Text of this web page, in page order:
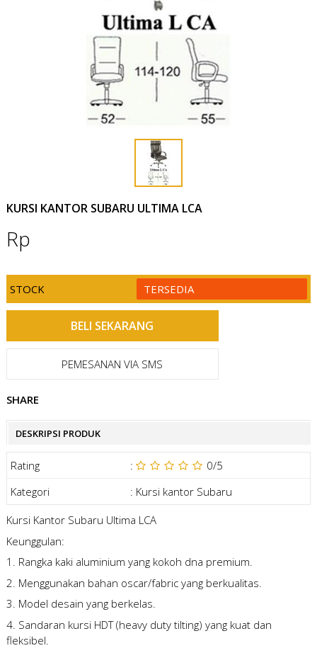
KURSI KANTOR SUBARU ULTIMA LCA
Rp
STOCK TERSEDIA
PEMESANAN VIA SMS
SHARE
DESKRIPSI PRODUK
Rating : 0/5
Kategori
: Kursi kantor Subaru
Kursi Kantor Subaru Ultima LCA
Keunggulan:
1. Rangka kaki aluminium yang kokoh dna premium.
2. Menggunakan bahan oscar/fabric yang berkualitas.
3. Model desain yang berkelas.
4. Sandaran kursi HDT (heavy duty tilting) yang kuat dan
fleksibel.